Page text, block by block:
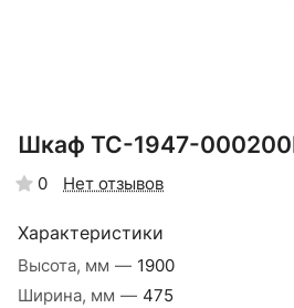
Шкаф TC-1947-
0 Нет отзывов
Характеристики
Высота, мм — 1900
Ширина, мм — 475